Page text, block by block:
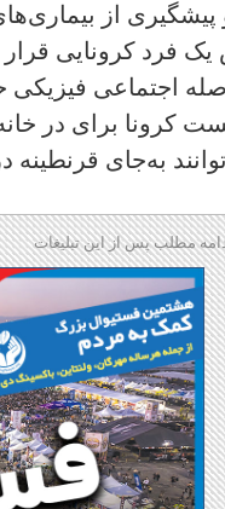
از
فرد کرونایی قرار
کرونا برای در
به‌جای
مطلب پس از این تبلیغات